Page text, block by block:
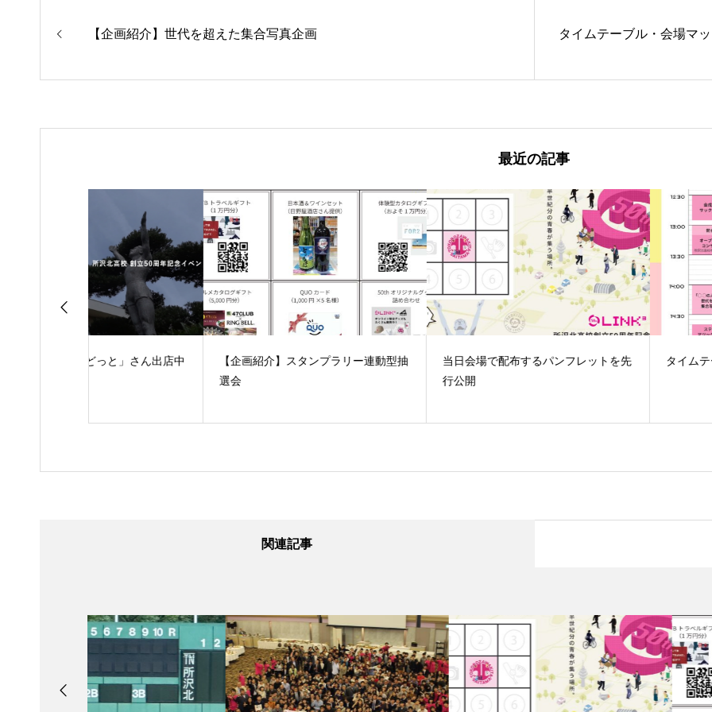
【企画紹介】世代を超えた集合写真企画 タイムテーブル・会場マ
最近の記事
【企画紹介】スタンプラリー連動型抽
当日会場で配布するパンフレットを先
タイムテーブル・会場マップを
関連記事